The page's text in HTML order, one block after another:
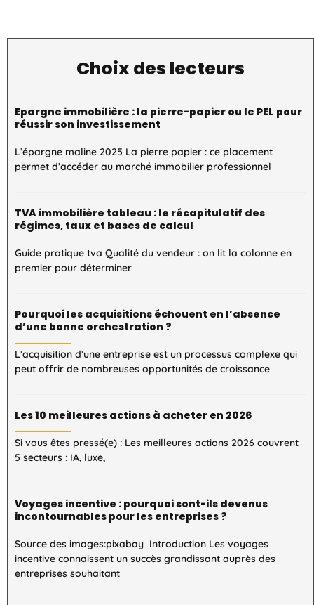
Choix des lecteurs
Epargne immobilière : la pierre-papier ou le PEL pour
réussir son investissement
L’épargne maline 2025 La pierre papier : ce placement
permet d’accéder au marché immobilier professionnel
TVA immobilière tableau : le récapitulatif des
régimes, taux et bases de calcul
Guide pratique tva Qualité du vendeur : on lit la colonne en
premier pour déterminer
Pourquoi les acquisitions échouent en l’absence
d’une bonne orchestration ?
L’acquisition d’une entreprise est un processus complexe qui
peut offrir de nombreuses opportunités de croissance
Les 10 meilleures actions à acheter en 2026
Si vous êtes pressé(e) : Les meilleures actions 2026 couvrent
5 secteurs : IA, luxe,
Voyages incentive : pourquoi sont-ils devenus
incontournables pour les entreprises ?
Source des images:pixabay Introduction Les voyages
incentive connaissent un succès grandissant auprès des
entreprises souhaitant